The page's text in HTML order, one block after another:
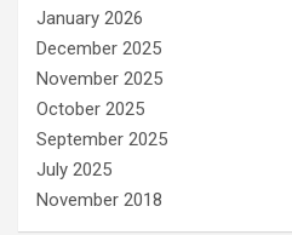
January 2026
December 2025
November 2025
October 2025
September 2025
July 2025
November 2018